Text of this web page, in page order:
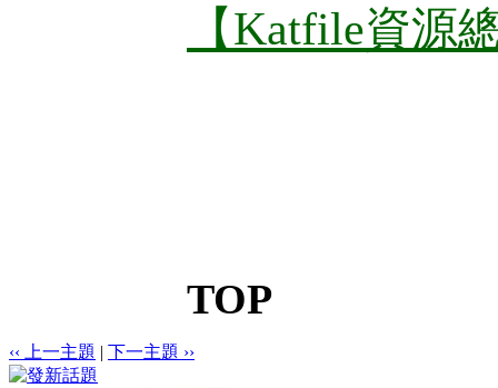
【Katfile資源
TOP
‹‹ 上一主題 | 下一主題 ››